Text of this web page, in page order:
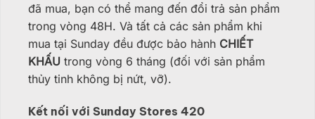
đã mua, bạn có thể mang đến đổi trả sản phẩm
trong vòng 48H. Và tất cả các sản phẩm khi
mua tại Sunday đều được bảo hành CHIẾT
KHẤU trong vòng 6 tháng (đối với sản phẩm
thủy tinh không bị nứt, vỡ).
Kết nối với Sunday Stores 420